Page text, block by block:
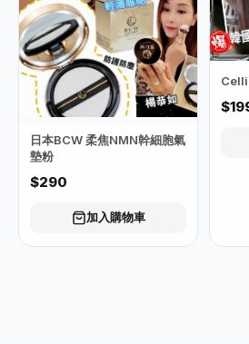
日本BCW 柔焦NMN幹細胞氣
墊粉
$290
加入購物車